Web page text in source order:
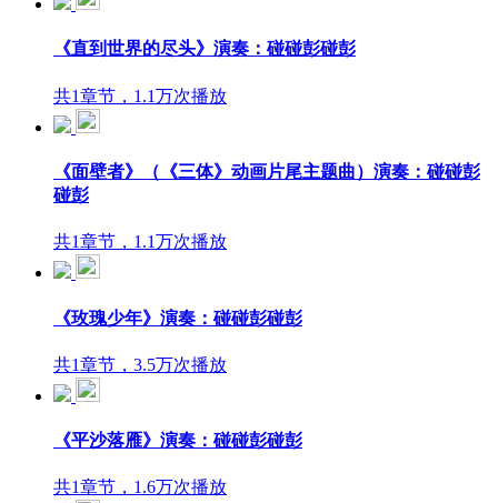
《直到世界的尽头》演奏：碰碰彭碰彭
共1章节，1.1万次播放
《面壁者》（《三体》动画片尾主题曲）演奏：碰碰彭
碰彭
共1章节，1.1万次播放
《玫瑰少年》演奏：碰碰彭碰彭
共1章节，3.5万次播放
《平沙落雁》演奏：碰碰彭碰彭
共1章节，1.6万次播放